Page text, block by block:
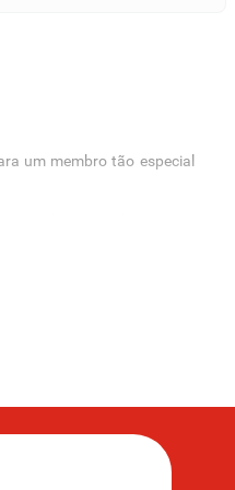
um membro tão especial
encontra
Aproveite para